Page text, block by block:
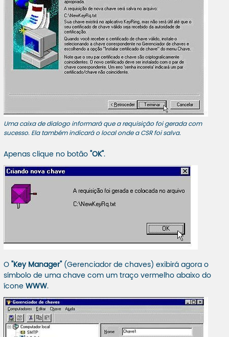
Uma caixa de dialogo informará que a requisição foi gerada com
sucesso. Ela também indicará o local onde a CSR foi salva.
Apenas clique no botão "OK" .
O "Key Manager" (Gerenciador de chaves) exibirá agora o
símbolo de uma chave com um traço vermelho abaixo do
ícone WWW.